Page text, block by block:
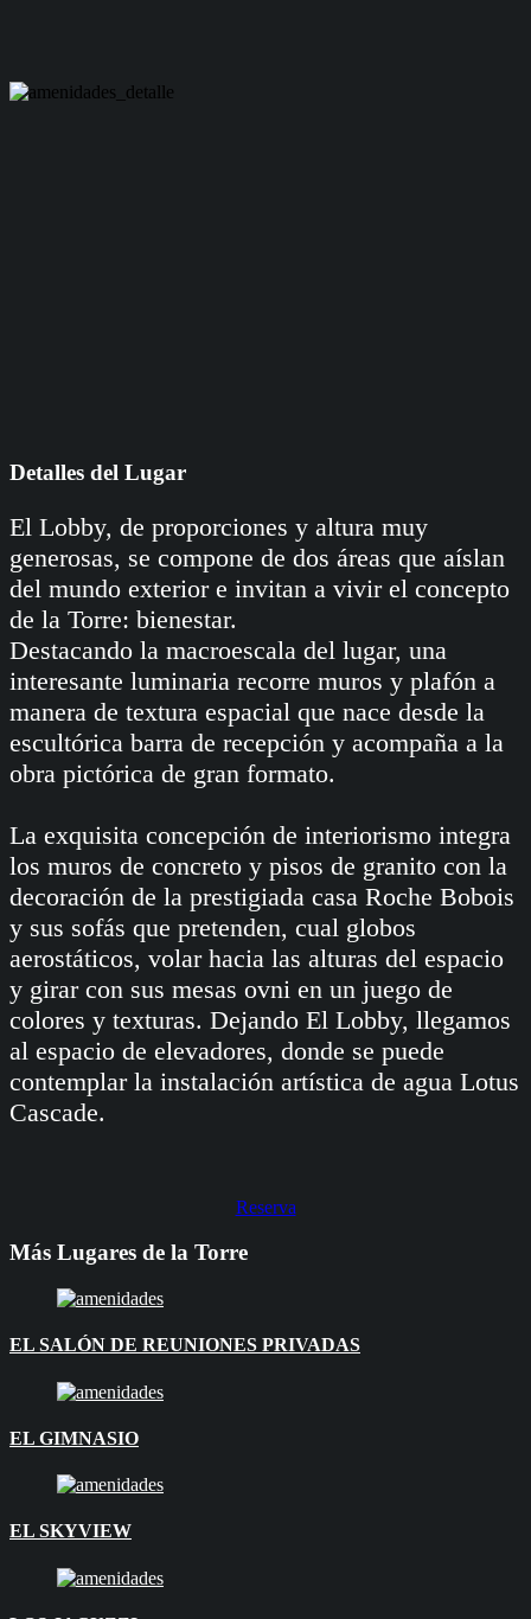
Detalles del Lugar
El Lobby, de proporciones y altura muy
generosas, se compone de dos áreas que aíslan
del mundo exterior e invitan a vivir el concepto
de la Torre: bienestar.
Destacando la macroescala del lugar, una
interesante luminaria recorre muros y plafón a
manera de textura espacial que nace desde la
escultórica barra de recepción y acompaña a la
obra pictórica de gran formato.
La exquisita concepción de interiorismo integra
los muros de concreto y pisos de granito con la
decoración de la prestigiada casa Roche Bobois
y sus sofás que pretenden, cual globos
aerostáticos, volar hacia las alturas del espacio
y girar con sus mesas ovni en un juego de
colores y texturas. Dejando El Lobby, llegamos
al espacio de elevadores, donde se puede
contemplar la instalación artística de agua Lotus
Cascade.
Reserva
Más Lugares de la Torre
EL SALÓN DE REUNIONES PRIVADAS
EL GIMNASIO
EL SKYVIEW